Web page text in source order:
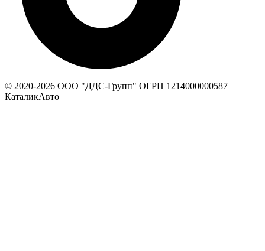
© 2020-2026 ООО "ДДС-Групп" ОГРН 1214000000587
КаталикАвто